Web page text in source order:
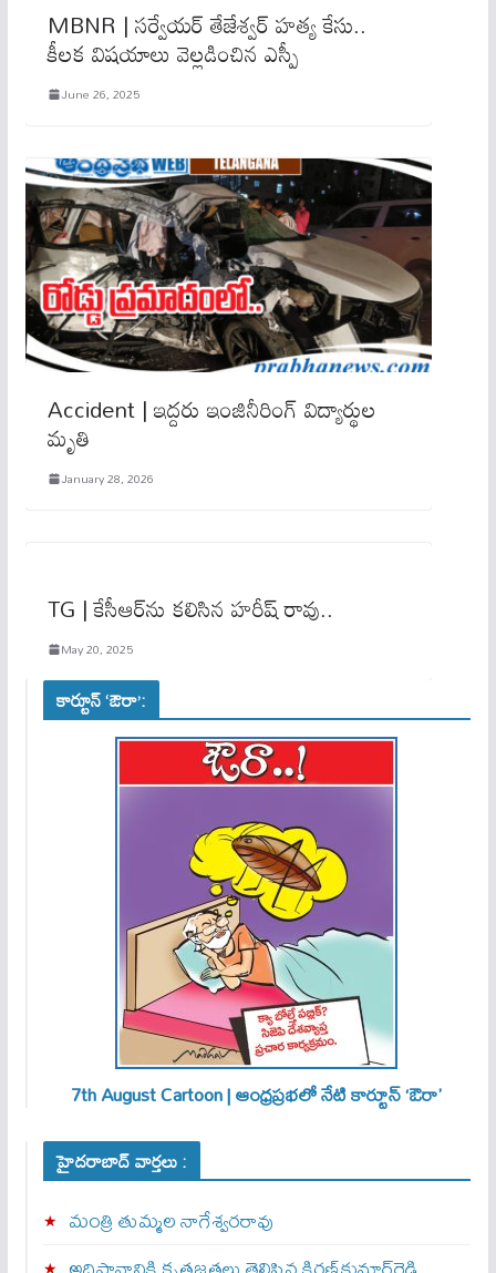
MBNR | సర్వేయర్ తేజేశ్వర్‌ హత్య కేసు..
కీల‌క విష‌యాలు వెల్ల‌డించిన ఎస్పీ
June 26, 2025
Accident | ఇద్దరు ఇంజినీరింగ్‌ విద్యార్థుల
మృతి
January 28, 2026
TG | కేసీఆర్‌ను కలిసిన హరీష్ రావు..
May 20, 2025
కార్టూన్ ‘ఔరా’:
7th August Cartoon | ఆంధ్రప్రభలో నేటి కార్టూన్ ‘ఔరా’
హైదరాబాద్ వార్తలు :
మంత్రి తుమ్మల నాగేశ్వరరావు